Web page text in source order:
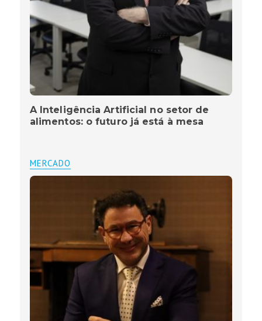
A Inteligência Artificial no setor de
alimentos: o futuro já está à mesa
MERCADO